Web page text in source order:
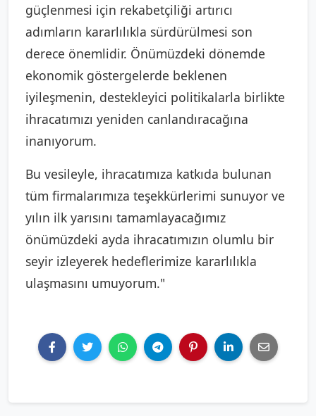
güçlenmesi için rekabetçiliği artırıcı
adımların kararlılıkla sürdürülmesi son
derece önemlidir. Önümüzdeki dönemde
ekonomik göstergelerde beklenen
iyileşmenin, destekleyici politikalarla birlikte
ihracatımızı yeniden canlandıracağına
inanıyorum.
Bu vesileyle, ihracatımıza katkıda bulunan
tüm firmalarımıza teşekkürlerimi sunuyor ve
yılın ilk yarısını tamamlayacağımız
önümüzdeki ayda ihracatımızın olumlu bir
seyir izleyerek hedeflerimize kararlılıkla
ulaşmasını umuyorum."